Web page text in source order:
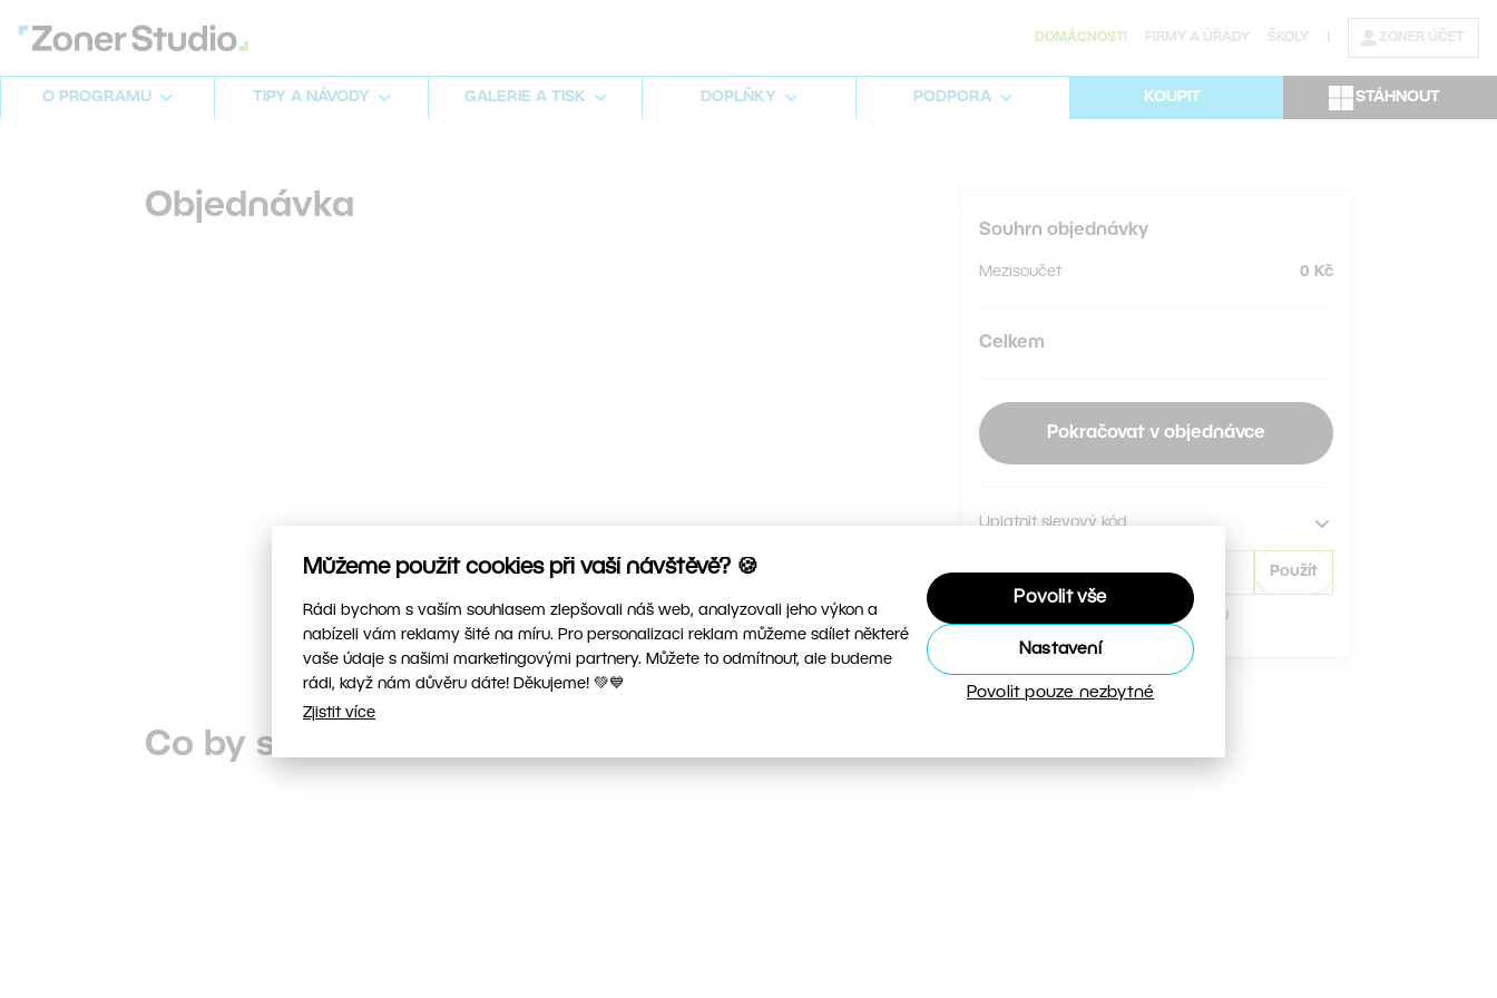
Můžeme použít cookies při vaší návštěvě? 🍪
Rádi bychom s vaším souhlasem zlepšovali náš web, analyzovali jeho výkon a
nabízeli vám reklamy šité na míru. Pro personalizaci reklam můžeme sdílet některé
vaše údaje s našimi marketingovými partnery. Můžete to odmítnout, ale budeme
rádi, když nám důvěru dáte! Děkujeme! 💚💙
Zjistit více
Povolit vše
Nastavení
Povolit pouze nezbytné
DOMÁCNOSTI FIRMY A ÚŘADY ŠKOLY ZONER ÚČET
O PROGRAMU TIPY A NÁVODY GALERIE A TISK DOPLŇKY PODPORA KOUPIT STÁHNOUT
Objednávka
Souhrn objednávky
Mezisoučet 0 Kč
Celkem
Pokračovat v objednávce
Uplatnit slevový kód
Použít
Limit 1 slevový kód na objednávku
Co by se mohlo hodit?